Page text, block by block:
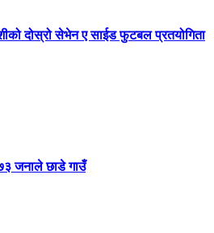
दोस्रो सेभेन ए साईड फुटबल प्रतयोगिता
जनाले छाडे गाउँ